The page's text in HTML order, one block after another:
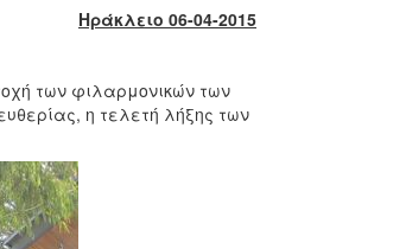
Ηράκλειο 06-04-2015
των φιλαρμονικών των
η τελετή λήξης των